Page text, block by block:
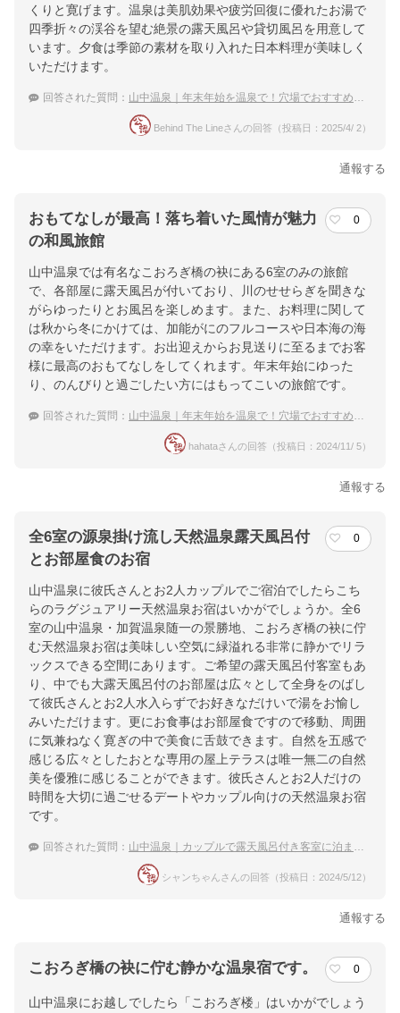
くりと寛げます。温泉は美肌効果や疲労回復に優れたお湯で
四季折々の渓谷を望む絶景の露天風呂や貸切風呂を用意して
います。夕食は季節の素材を取り入れた日本料理が美味しく
いただけます。
回答された質問： 山中温泉｜年末年始を温泉で！穴場でおすすめの宿は？
Behind The Lineさんの回答（投稿日：2025/4/ 2）
通報する
おもてなしが最高！落ち着いた風情が魅力
の和風旅館
0
山中温泉では有名なこおろぎ橋の袂にある6室のみの旅館
で、各部屋に露天風呂が付いており、川のせせらぎを聞きな
がらゆったりとお風呂を楽しめます。また、お料理に関して
は秋から冬にかけては、加能がにのフルコースや日本海の海
の幸をいただけます。お出迎えからお見送りに至るまでお客
様に最高のおもてなしをしてくれます。年末年始にゆった
り、のんびりと過ごしたい方にはもってこいの旅館です。
回答された質問： 山中温泉｜年末年始を温泉で！穴場でおすすめの宿は？
hahataさんの回答（投稿日：2024/11/ 5）
通報する
全6室の源泉掛け流し天然温泉露天風呂付
とお部屋食のお宿
0
山中温泉に彼氏さんとお2人カップルでご宿泊でしたらこち
らのラグジュアリー天然温泉お宿はいかがでしょうか。全6
室の山中温泉・加賀温泉随一の景勝地、こおろぎ橋の袂に佇
む天然温泉お宿は美味しい空気に緑溢れる非常に静かでリラ
ックスできる空間にあります。ご希望の露天風呂付客室もあ
り、中でも大露天風呂付のお部屋は広々として全身をのばし
て彼氏さんとお2人水入らずでお好きなだけいで湯をお愉し
みいただけます。更にお食事はお部屋食ですので移動、周囲
に気兼ねなく寛ぎの中で美食に舌鼓できます。自然を五感で
感じる広々としたおとな専用の屋上テラスは唯一無二の自然
美を優雅に感じることができます。彼氏さんとお2人だけの
時間を大切に過ごせるデートやカップル向けの天然温泉お宿
です。
回答された質問： 山中温泉｜カップルで露天風呂付き客室に泊まりたい！おすすめの温泉宿は？
シャンちゃんさんの回答（投稿日：2024/5/12）
通報する
こおろぎ橋の袂に佇む静かな温泉宿です。 0
山中温泉にお越しでしたら「こおろぎ楼」はいかがでしょう